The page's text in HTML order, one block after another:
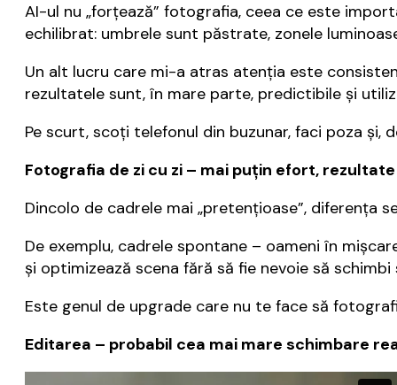
AI-ul nu „forțează” fotografia, ceea ce este
echilibrat: umbrele sunt păstrate, zonele
Un alt lucru care mi-a atras atenția este
rezultatele sunt, în mare parte, predictibile și
Pe scurt, scoți telefonul din buzunar, faci poza și,
Fotografia de zi cu zi – mai puțin efort,
Dincolo de cadrele mai „pretențioase”, diferența
De exemplu, cadrele spontane – oameni în
și optimizează scena fără să fie nevoie să
Este genul de upgrade care nu te face să
Editarea – probabil cea mai mare schimbare